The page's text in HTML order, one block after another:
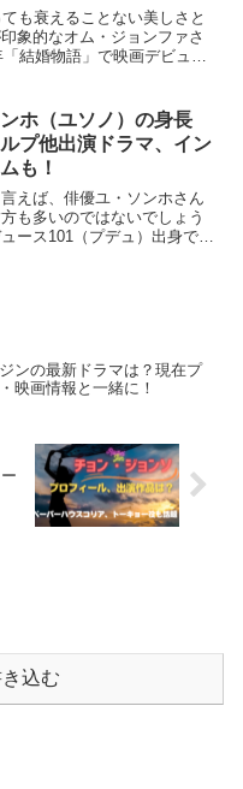
も衰えることない美しさと
象的なオム・ジョンファさ
「結婚物語」で映画デビュー
として成功を収めたオム・
んの最...
ホ（ユソノ）の身長
プ他出演ドラマ、イン
も！
えば、俳優ユ・ソンホさん
も多いのではないでしょう
ース101（プデュ）出身で、
ンの最新ドラマは？現在プ
映画情報と一緒に！
込む